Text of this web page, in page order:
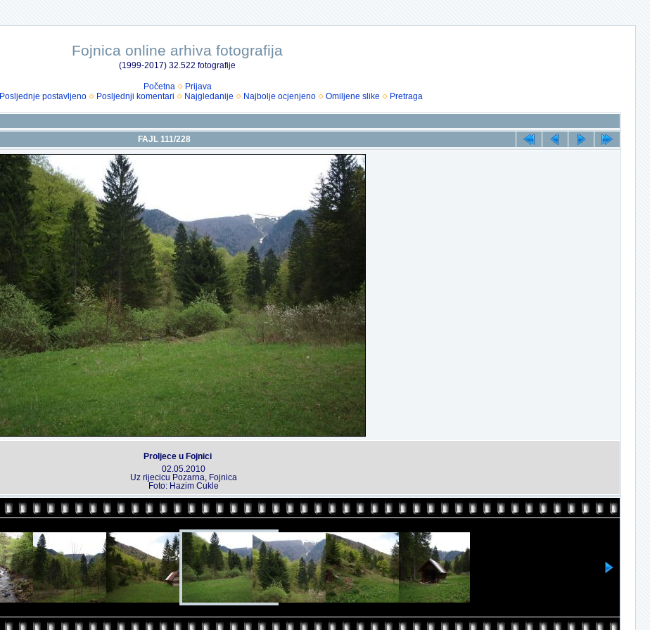
Fojnica online arhiva fotografija
(1999-2017) 32.522 fotografije
Početna
Prijava
Posljednje postavljeno Posljednji komentari Najgledanije Najbolje ocjenjeno Omiljene slike Pretraga
FAJL 111/228
Proljece u Fojnici
02.05.2010
Uz rijecicu Pozarna, Fojnica
Foto: Hazim Cukle